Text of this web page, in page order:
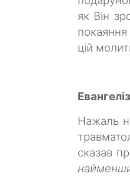
як Він
цій
Нажаль
сказав